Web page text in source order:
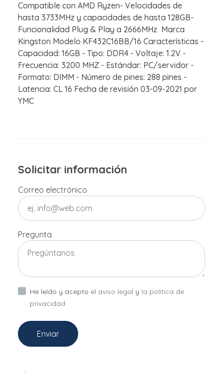
Compatible con AMD Ryzen- Velocidades de
hasta 3733MHz y capacidades de hasta 128GB-
Funcionalidad Plug & Play a 2666MHz Marca
Kingston Modelo KF432C16BB/16 Características -
Capacidad: 16GB - Tipo: DDR4 - Voltaje: 1.2V -
Frecuencia: 3200 MHZ - Estándar: PC/servidor -
Formato: DIMM - Número de pines: 288 pines -
Latencia: CL 16 Fecha de revisión 03-09-2021 por
YMC
Solicitar información
Correo electrónico
Pregunta
He leído y acepto el aviso legal y la política de
privacidad
Enviar